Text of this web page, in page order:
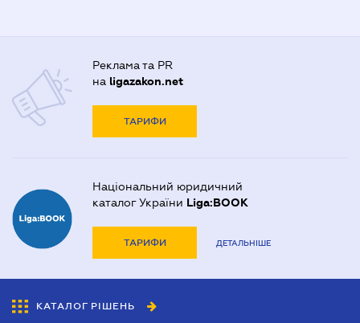
Реклама та PR
на ligazakon.net
ТАРИФИ
Національний юридичний
каталог України Liga:BOOK
ТАРИФИ ДЕТАЛЬНІШЕ
КАТАЛОГ РІШЕНЬ